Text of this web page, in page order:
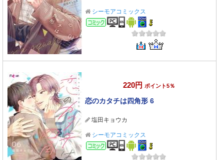
シーモアコミックス
コミック
220円 ポイント5％
恋のカタチは四角形 6
塩田キョウカ
シーモアコミックス
コミック